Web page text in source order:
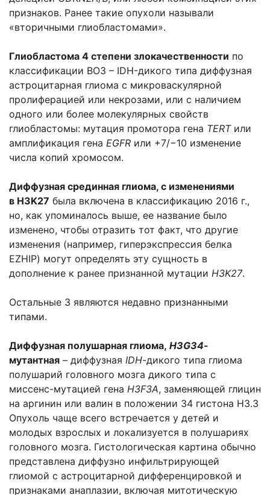
признаков. Ранее такие опухоли называли
«вторичными глиобластомами».
Глиобластома 4 степени злокачественности по
классификации ВОЗ – IDH-дикого типа диффузная
астроцитарная глиома с микроваскулярной
пролиферацией или некрозами, или с наличием
одного или более молекулярных свойств
глиобластомы: мутация промотора гена TERTили
амплификация гена EGFR или +7/−10 изменение
числа копий хромосом.
Диффузная срединная глиома, с изменениями
в H3K27 была включена в классификацию 2016 г.,
но, как упоминалось выше, ее название было
изменено, чтобы отразить тот факт, что другие
изменения (например, гиперэкспрессия белка
EZHIP) могут определять эту сущность в
дополнение к ранее признанной мутации H3K27.
Остальные 3 являются недавно признанными
типами.
Диффузная полушарная глиома, H3G34-
мутантная – диффузная IDH-дикого типа глиома
полушарий головного мозга дикого типа с
миссенс-мутацией гена H3F3A, заменяющей глицин
на аргинин или валин в положении 34 гистона H3.3
Опухоль чаще всего встречается у детей и
молодых взрослых и локализуется в полушариях
головного мозга. Гистологическая картина обычно
представлена диффузно инфильтрирующей
глиомой с астроцитарной дифференцировкой и
признаками анаплазии, включая митотическую